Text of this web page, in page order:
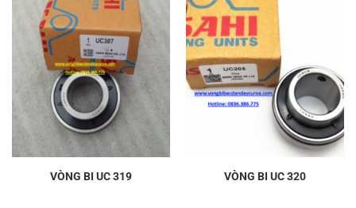
VÒNG BI UC 319 VÒNG BI UC 320